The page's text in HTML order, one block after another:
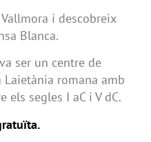
i descobreix
Blanca.
ser un centre de
romana amb
segles I aC i V dC.